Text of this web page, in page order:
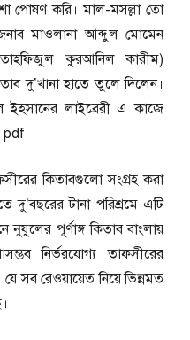
পোষণ করি। মাল-মসল্লা তো
মাওলানা আব্দুল মোমেন
তাহফিজুল কুরআনিল কারীম)
দু’খানা হাতে তুলে দিলেন।
লাইব্রেরী এ কাজে
pdf
কিতাবগুলো সংগ্রহ করা
দু’বছরের টানা পরিশ্রমে এটি
পূর্ণাঙ্গ কিতাব বাংলায়
নির্ভরযোগ্য তাফসীরের
যে সব রেওয়ায়েত নিয়ে ভিন্নমত